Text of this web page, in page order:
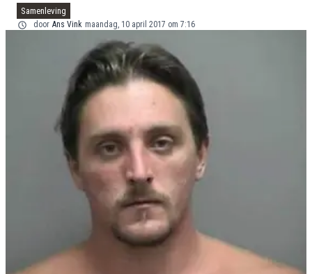
Samenleving
door Ans Vink maandag, 10 april 2017 om 7:16